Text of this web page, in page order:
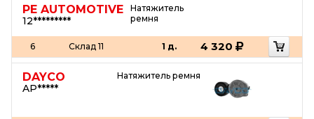
PE AUTOMOTIVE
12*********
Натяжитель
ремня
6 Склад 11 1 д. 4 320
DAYCO
AP*****
Натяжитель ремня